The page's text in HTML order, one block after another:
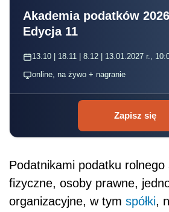
Akademia podatków
Edycja 11
13.10 | 18.11 | 8.12 | 13.01.2027 r.,
online, na żywo + nagranie
Zapisz się
Podatnikami podatku rolnego
fizyczne, osoby prawne,
organizacyjne, w tym spółki,